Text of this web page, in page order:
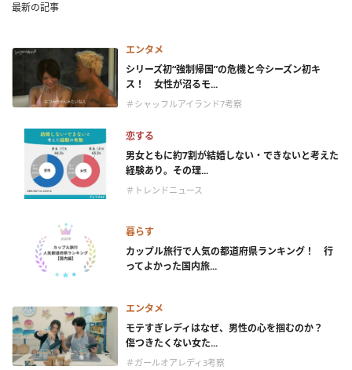
最新の記事
エンタメ
シリーズ初“強制帰国”の危機と今シーズン初キ
ス！ 女性が沼るモ...
＃シャッフルアイランド7考察
恋する
男女ともに約7割が結婚しない・できないと考えた
経験あり。その理...
＃トレンドニュース
暮らす
カップル旅行で人気の都道府県ランキング！ 行
ってよかった国内旅...
エンタメ
モテすぎレディはなぜ、男性の心を掴むのか？
傷つきたくない女た...
＃ガールオアレディ3考察